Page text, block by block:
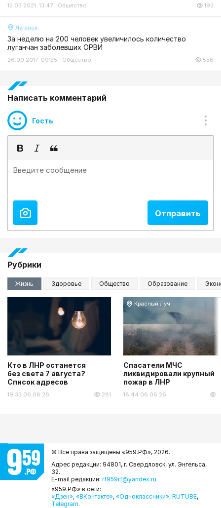
12.03.2021 13:47 Общество 192
Луганск
За неделю на 200 человек увеличилось количество
луганчан заболевших ОРВИ
26.09.2017 09:25 Общество 556
Написать комментарий
Гость
Рубрики
Жизнь Здоровье Общество Образование
Кто в ЛНР останется
без света 7 августа?
Список адресов
19:33 06.08.26 281
Красный Луч
Спасатели МЧС
ликвидировали крупный
пожар в ЛНР
18:44 06.08.26
© Все права защищены «959.РФ», 2026.
Адрес редакции: 94801, г. Свердловск, ул. Энгельса,
32.
E-mail редакции: rf959rf@yandex.ru
«959.РФ» в сети:
«Дзен», «ВКонтакте», «Одноклассники», RUTUBE,
Telegram.